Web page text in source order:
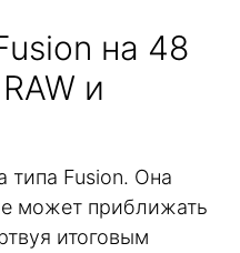
на 48
и
типа Fusion. Она
может приближать
итоговым